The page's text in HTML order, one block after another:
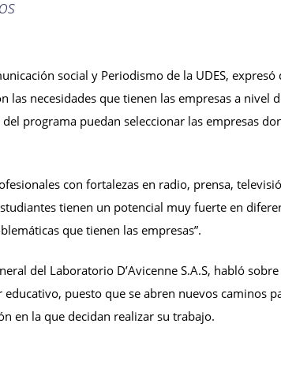
social y Periodismo de la UDES, expresó
las necesidades que tienen las empresas a nivel
programa puedan seleccionar las empresas
con fortalezas en radio, prensa,
tienen un potencial muy fuerte en
que tienen las empresas”.
del Laboratorio D’Avicenne S.A.S, habló
puesto que se abren nuevos caminos
en la que decidan realizar su trabajo.